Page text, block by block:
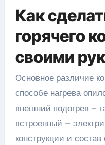
Как
горячего
своими
Основное различие
способе нагрева
внешний подогрев –
встроенный –
конструкции и состав